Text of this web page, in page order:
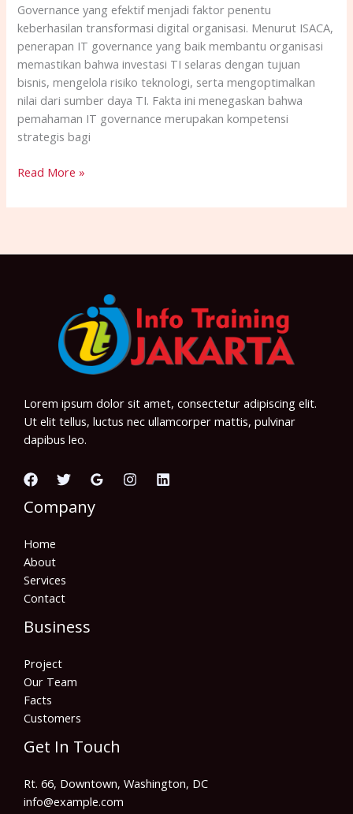
Governance yang efektif menjadi faktor penentu
keberhasilan transformasi digital organisasi. Menurut ISACA,
penerapan IT governance yang baik membantu organisasi
memastikan bahwa investasi TI selaras dengan tujuan
bisnis, mengelola risiko teknologi, serta mengoptimalkan
nilai dari sumber daya TI. Fakta ini menegaskan bahwa
pemahaman IT governance merupakan kompetensi
strategis bagi
Read More »
Lorem ipsum dolor sit amet, consectetur adipiscing elit.
Ut elit tellus, luctus nec ullamcorper mattis, pulvinar
dapibus leo.
Company
Home
About
Services
Contact
Business
Project
Our Team
Facts
Customers
Get In Touch
Rt. 66, Downtown, Washington, DC
info@example.com​